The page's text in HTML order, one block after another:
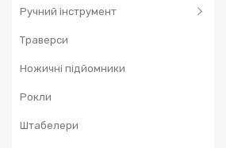
Ручний інструмент
Траверси
Ножичні підйомники
Рокли
Штабелери